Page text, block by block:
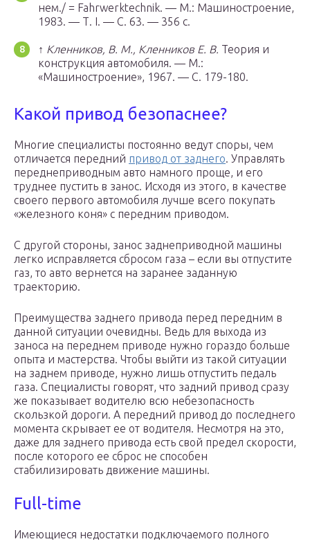
нем./ = Fahrwerktechnik. — М.: Машиностроение,
1983. — Т. I. — С. 63. — 356 с.
↑ Кленников, В. М., Кленников Е. В. Теория и
конструкция автомобиля. — М.:
«Машиностроение», 1967. — С. 179-180.
Какой привод безопаснее?
Многие специалисты постоянно ведут споры, чем
отличается передний привод от заднего. Управлять
переднеприводным авто намного проще, и его
труднее пустить в занос. Исходя из этого, в качестве
своего первого автомобиля лучше всего покупать
«железного коня» с передним приводом.
С другой стороны, занос заднеприводной машины
легко исправляется сбросом газа – если вы отпустите
газ, то авто вернется на заранее заданную
траекторию.
Преимущества заднего привода перед передним в
данной ситуации очевидны. Ведь для выхода из
заноса на переднем приводе нужно гораздо больше
опыта и мастерства. Чтобы выйти из такой ситуации
на заднем приводе, нужно лишь отпустить педаль
газа. Специалисты говорят, что задний привод сразу
же показывает водителю всю небезопасность
скользкой дороги. А передний привод до последнего
момента скрывает ее от водителя. Несмотря на это,
даже для заднего привода есть свой предел скорости,
после которого ее сброс не способен
стабилизировать движение машины.
Full-time
Имеющиеся недостатки подключаемого полного